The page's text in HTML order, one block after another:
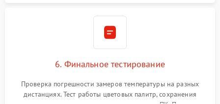
6. Финальное тестирование
Проверка погрешности замеров температуры на разных
дистанциях. Тест работы цветовых палитр, сохранения